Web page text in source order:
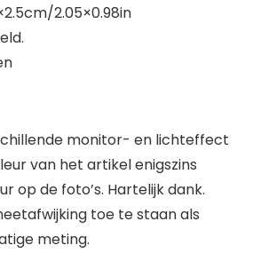
2.05×0.98in
monitor- en lichteffect
van het artikel enigszins
op de foto’s. Hartelijk dank.
toe te staan als
meting.